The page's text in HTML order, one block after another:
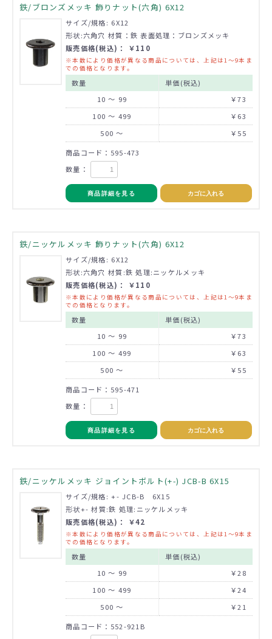
鉄/ブロンズメッキ 飾りナット(六角) 6X12
サイズ/規格: 6X12
形状:六角穴 材質：鉄 表面処理：ブロンズメッキ
販売価格(税込)： ￥110
※本数により価格が異なる商品については、上記は1～9本ま
での価格となります。
数量
単価(税込)
10 ～ 99
￥73
100 ～ 499
￥63
500 ～
￥55
商品コード：595-473
数量：
商品詳細を見る カゴに入れる
鉄/ニッケルメッキ 飾りナット(六角) 6X12
サイズ/規格: 6X12
形状:六角穴 材質:鉄 処理:ニッケルメッキ
販売価格(税込)： ￥110
※本数により価格が異なる商品については、上記は1～9本ま
での価格となります。
数量
単価(税込)
10 ～ 99
￥73
100 ～ 499
￥63
500 ～
￥55
商品コード：595-471
数量：
商品詳細を見る カゴに入れる
鉄/ニッケルメッキ ジョイントボルト(+-) JCB-B 6X15
サイズ/規格: +- JCB-B 6X15
形状+- 材質:鉄 処理:ニッケルメッキ
販売価格(税込)： ￥42
※本数により価格が異なる商品については、上記は1～9本ま
での価格となります。
数量
単価(税込)
10 ～ 99
￥28
100 ～ 499
￥24
500 ～
￥21
商品コード：552-921B